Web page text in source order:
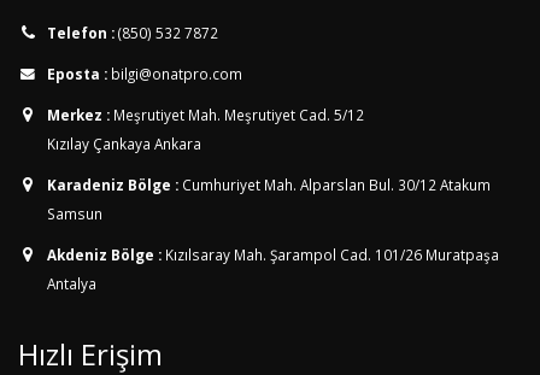
Telefon :(850) 532 7872
Eposta : bilgi@onatpro.com
Merkez : Meşrutiyet Mah. Meşrutiyet Cad. 5/12
Kızılay Çankaya Ankara
Karadeniz Bölge : Cumhuriyet Mah. Alparslan Bul. 30/12 Atakum
Samsun
Akdeniz Bölge : Kızılsaray Mah. Şarampol Cad. 101/26 Muratpaşa
Antalya
Hızlı Erişim